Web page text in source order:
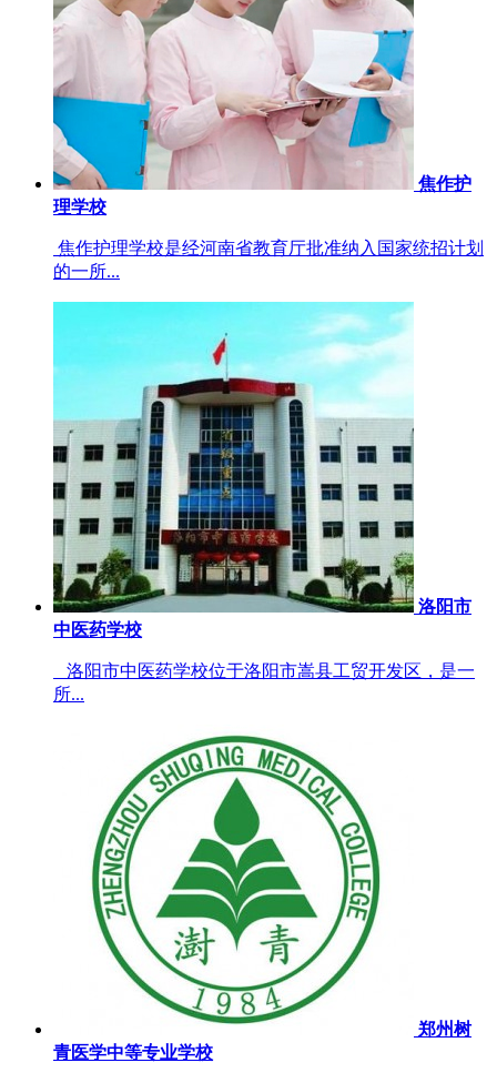
焦作护
理学校
焦作护理学校是经河南省教育厅批准纳入国家统招计划
的一所...
洛阳市
中医药学校
洛阳市中医药学校位于洛阳市嵩县工贸开发区，是一
所...
郑州树
青医学中等专业学校